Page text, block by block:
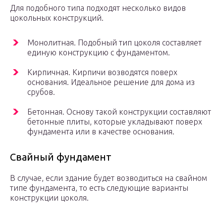
Для подобного типа подходят несколько видов
цокольных конструкций.
Монолитная. Подобный тип цоколя составляет
единую конструкцию с фундаментом.
Кирпичная. Кирпичи возводятся поверх
основания. Идеальное решение для дома из
срубов.
Бетонная. Основу такой конструкции составляют
бетонные плиты, которые укладывают поверх
фундамента или в качестве основания.
Свайный фундамент
В случае, если здание будет возводиться на свайном
типе фундамента, то есть следующие варианты
конструкции цоколя.